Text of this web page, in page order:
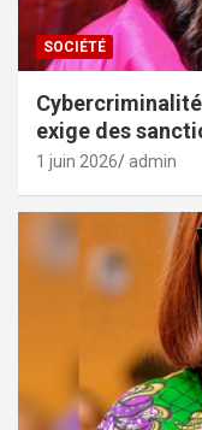
SOCIÉTÉ
exige des
1 juin 2026 admin